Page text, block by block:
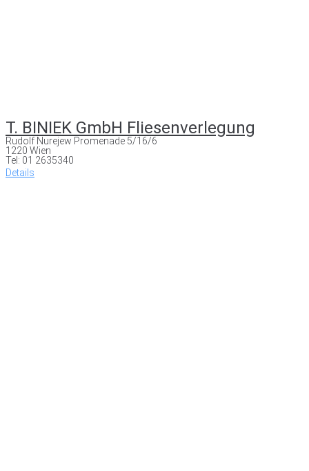
T. BINIEK GmbH Fliesenverlegung
Rudolf Nurejew Promenade 5/16/6
1220 Wien
Tel: 01 2635340
Details